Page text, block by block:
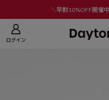
＼早割10%OFF開催
ログイン